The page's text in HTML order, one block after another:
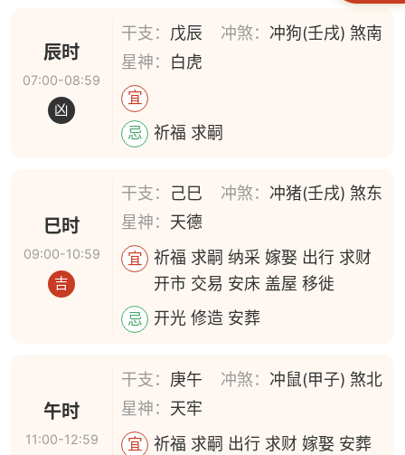
辰时
07:00-08:59
凶
干支： 戊辰 冲煞： 冲狗(壬戌) 煞南
星神： 白虎
宜
忌
祈福 求嗣
巳时
09:00-10:59
吉
干支： 己巳 冲煞： 冲猪(壬戌) 煞东
星神： 天德
宜
祈福 求嗣 纳采 嫁娶 出行 求财
开市 交易 安床 盖屋 移徙
忌 开光 修造 安葬
午时
11:00-12:59
干支： 庚午 冲煞： 冲鼠(甲子) 煞北
星神： 天牢
宜
祈福 求嗣 出行 求财 嫁娶 安葬